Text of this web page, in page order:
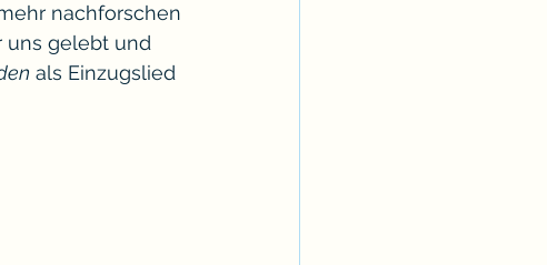
nachforschen
uns gelebt und
als Einzugslied